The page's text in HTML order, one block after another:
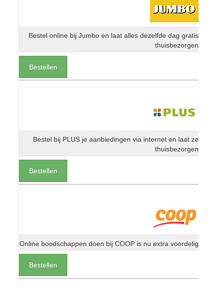
Bestel online bij Jumbo en laat alles dezelfde dag gratis
thuisbezorgen
Bestellen
Bestel bij PLUS je aanbiedingen via internet en laat ze
thuisbezorgen
Bestellen
Online boodschappen doen bij COOP is nu extra voordelig
Bestellen